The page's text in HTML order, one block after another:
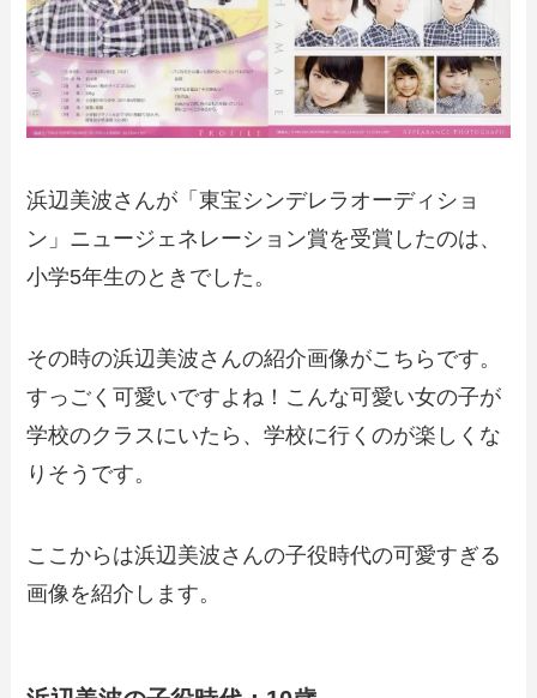
浜辺美波さんが「東宝シンデレラオーディショ
ン」ニュージェネレーション賞を受賞したのは、
小学5年生のときでした。
その時の浜辺美波さんの紹介画像がこちらです。
すっごく可愛いですよね！こんな可愛い女の子が
学校のクラスにいたら、学校に行くのが楽しくな
りそうです。
ここからは浜辺美波さんの子役時代の可愛すぎる
画像を紹介します。